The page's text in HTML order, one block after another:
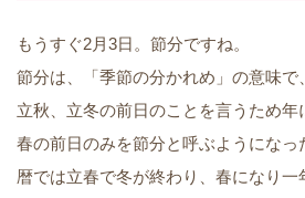
もうすぐ2月3日。節分ですね。
節分は、「季節の分かれめ」の意味で
立秋、立冬の前日のことを言うため年
春の前日のみを節分と呼ぶようになっ
暦では立春で冬が終わり、春になり